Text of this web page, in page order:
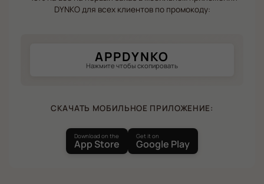
DYNKO для всех клиентов по промокоду:
APPDYNKO
Нажмите чтобы скопировать
СКАЧАТЬ МОБИЛЬНОЕ ПРИЛОЖЕНИЕ:
Download on the
App Store
Get it on
Google Play